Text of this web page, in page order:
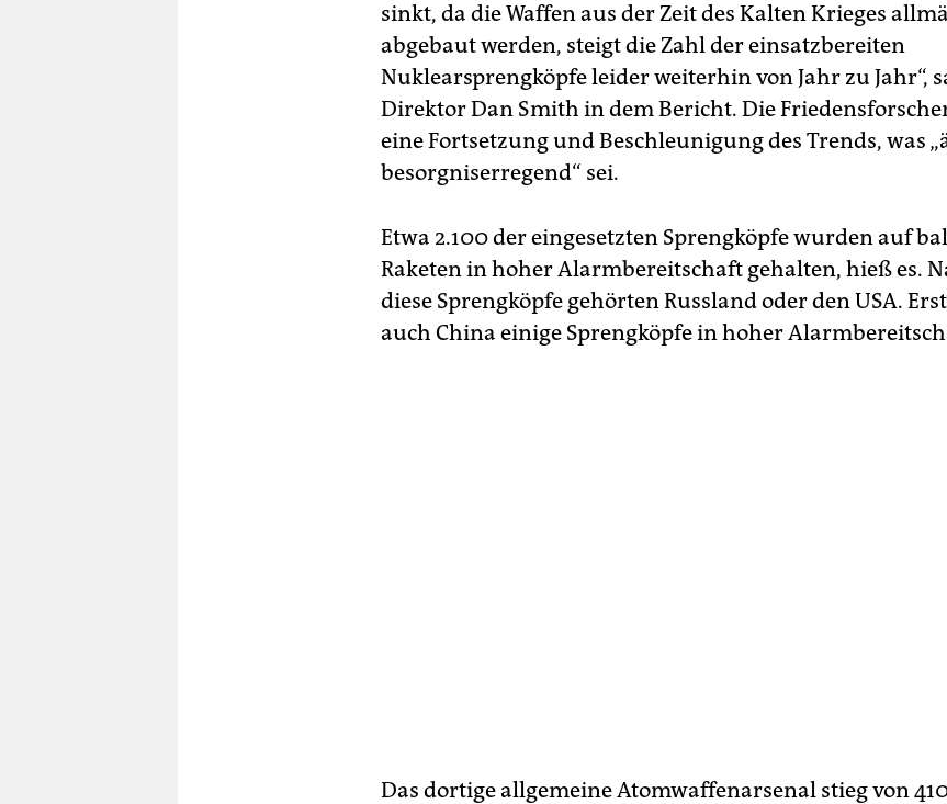
sinkt, da die Waffen aus der Zeit des Kalten Krieges
abgebaut werden, steigt die Zahl der einsatzbereiten
Nuklearsprengköpfe leider weiterhin von Jahr zu Jahr“,
Direktor Dan Smith in dem Bericht. Die
eine Fortsetzung und Beschleunigung des Trends, was
besorgniserregend“ sei.
Etwa 2.100 der eingesetzten Sprengköpfe wurden auf
Raketen in hoher Alarmbereitschaft gehalten, hieß es.
diese Sprengköpfe gehörten Russland oder den USA.
auch China einige Sprengköpfe in hoher
Das dortige allgemeine Atomwaffenarsenal stieg von